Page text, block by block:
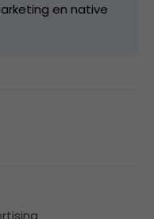
en native